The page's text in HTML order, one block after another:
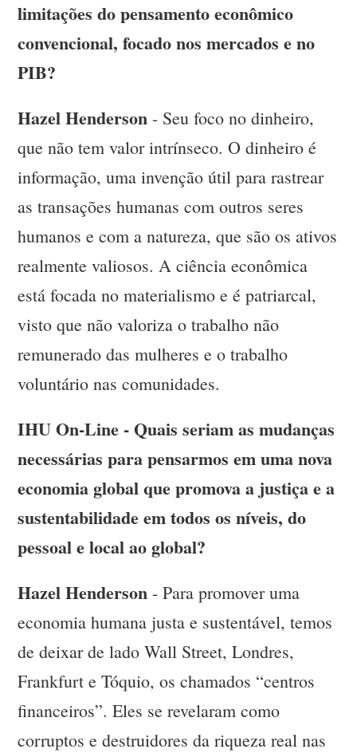
limitações do pensamento econômico
convencional, focado nos mercados e no
PIB?
Hazel Henderson - Seu foco no dinheiro,
que não tem valor intrínseco. O dinheiro é
informação, uma invenção útil para rastrear
as transações humanas com outros seres
humanos e com a natureza, que são os ativos
realmente valiosos. A ciência econômica
está focada no materialismo e é patriarcal,
visto que não valoriza o trabalho não
remunerado das mulheres e o trabalho
voluntário nas comunidades.
IHU On-Line - Quais seriam as mudanças
necessárias para pensarmos em uma nova
economia global que promova a justiça e a
sustentabilidade em todos os níveis, do
pessoal e local ao global?
Hazel Henderson - Para promover uma
economia humana justa e sustentável, temos
de deixar de lado Wall Street, Londres,
Frankfurt e Tóquio, os chamados “centros
financeiros”. Eles se revelaram como
corruptos e destruidores da riqueza real nas